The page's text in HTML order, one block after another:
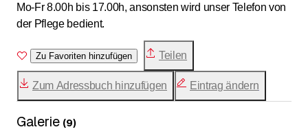
Mo-Fr 8.00h bis 17.00h, ansonsten wird unser Telefon von
der Pflege bedient.
Zu Favoriten hinzufügen Teilen
Zum Adressbuch hinzufügen Eintrag ändern
Galerie (9)